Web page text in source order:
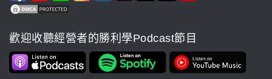
歡迎收聽經營者的勝利學Podcast節目